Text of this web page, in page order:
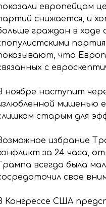
европейцам
снижается, и
граждан в
что
с
ноябре наступит
мишенью
старым для
избрание
за 24 часа,
всегда была
свое
Конгрессе США